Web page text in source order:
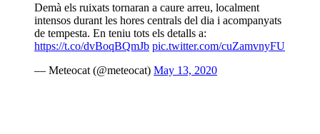
Demà els ruixats tornaran a caure arreu, localment
intensos durant les hores centrals del dia i acompanyats
de tempesta. En teniu tots els detalls a:
https://t.co/dvBoqBQmJb pic.twitter.com/cuZamvnyFU
— Meteocat (@meteocat) May 13, 2020